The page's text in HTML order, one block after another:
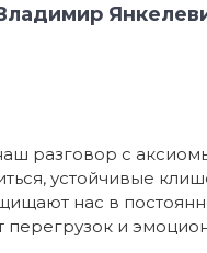
разговор с
устойчивые
нас в
перегрузок и